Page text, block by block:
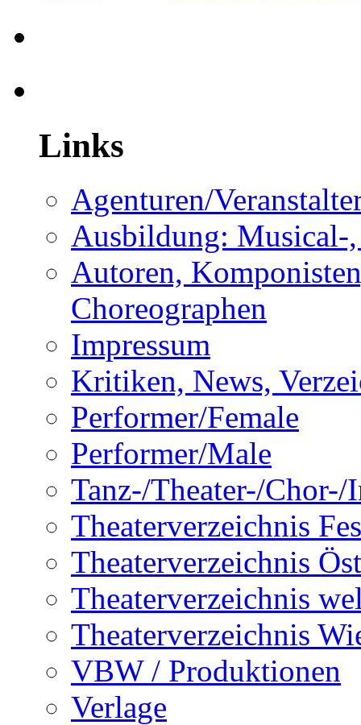
Links
Agenturen/
Ausbildung: Musical-,
Autoren,
Choreographen
Impressum
Kritiken, News,
Performer/Female
Performer/Male
Tanz-/Theater-/Chor-/
Theaterverzeichnis
Theaterverzeichnis
Theaterverzeichnis
Theaterverzeichnis
VBW / Produktionen
Verlage